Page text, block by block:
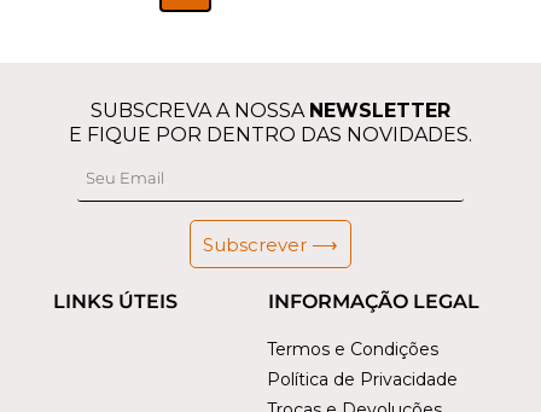
INFORMAÇÃO LEGAL
Termos e Condições
Política de Privacidade
LINKS ÚTEIS
SUBSCREVA A NOSSA NEWSLETTER
E FIQUE POR DENTRO DAS NOVIDADES.
Subscrever ⟶